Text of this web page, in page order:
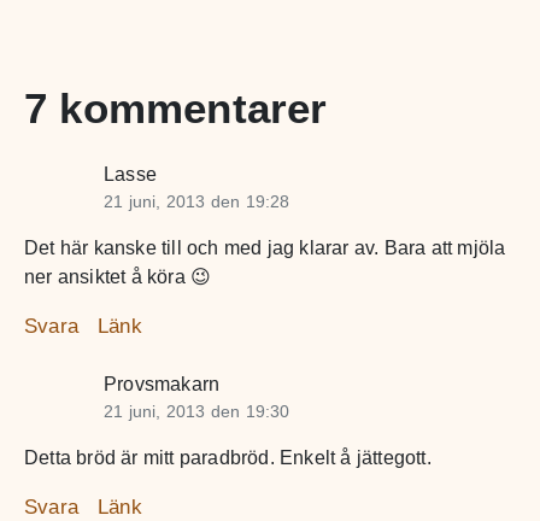
7 kommentarer
Lasse
21 juni, 2013 den 19:28
Det här kanske till och med jag klarar av. Bara att mjöla
ner ansiktet å köra 😉
Svara Länk
Provsmakarn
21 juni, 2013 den 19:30
Detta bröd är mitt paradbröd. Enkelt å jättegott.
Svara Länk